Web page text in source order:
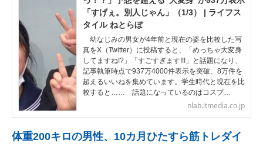
「すげぇ。別人じゃん」（1/3） | ライフス
タイル ねとらぼ
幼なじみの男女が4年前と現在の姿を比較した写
真をX（Twitter）に投稿すると、「めっちゃ大変身
してますね!?」「すごすぎます!!!」と話題になり、
記事執筆時点で937万4000件表示を突破、8万件を
超えるいいねを集めています。学生時代と現在を比
較すると…… 話題になっているのはコスプ…
nlab.itmedia.co.jp
体重200キロの男性、10カ月ひたすら筋トレダイ